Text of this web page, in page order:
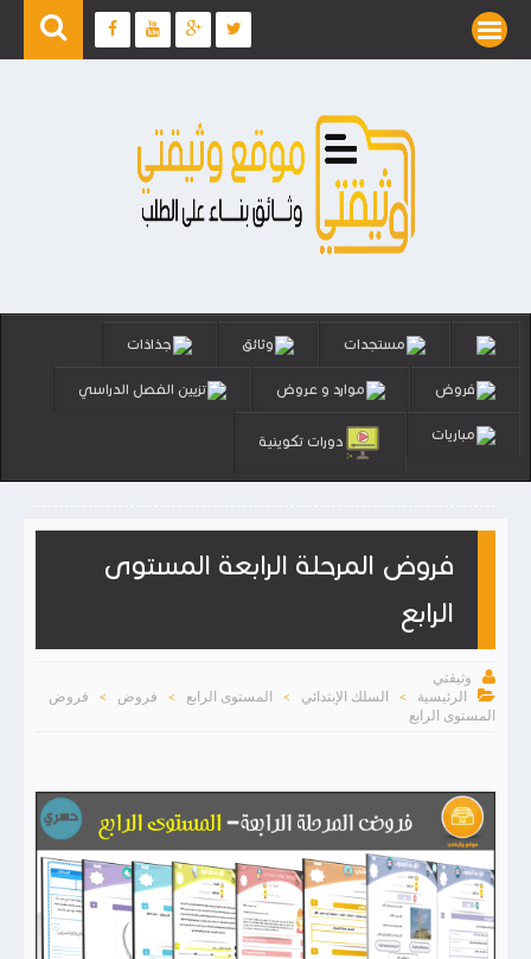
مستجدات وثائق جذاذات
فروض موارد و عروض تزيين الفصل الدراسي
مباريات دورات تكوينية
فروض المرحلة الرابعة المستوى
الرابع

وثيقتي

الرئيسية > السلك الإبتدائي > المستوى الرابع > فروض >
فروض
المستوى الرابع